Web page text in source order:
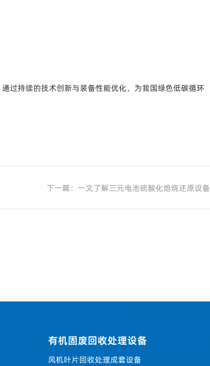
过持续的技术创新与装备性能优化，为我国绿色低碳循环
下一篇：一文了解三元电池硫酸化焙烧还原设备
有机固废回收处理设备
风机叶片回收处理成套设备